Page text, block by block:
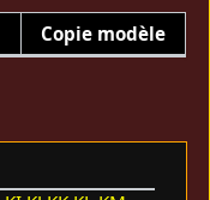
Copie modèle